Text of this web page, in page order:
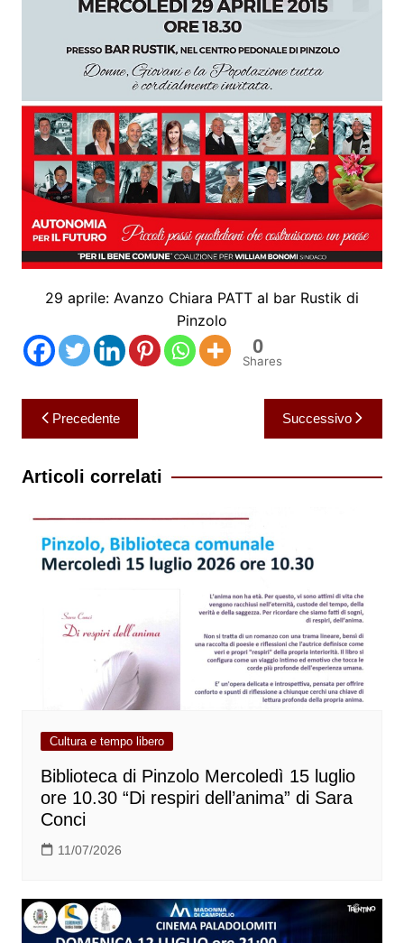
29 aprile: Avanzo Chiara PATT al bar Rustik di
Pinzolo
0
Shares
Navigazione
articoli
Precedente Successivo
Articoli correlati
Cultura e tempo libero
Biblioteca di Pinzolo Mercoledì 15 luglio
ore 10.30 “Di respiri dell’anima” di Sara
Conci
11/07/2026